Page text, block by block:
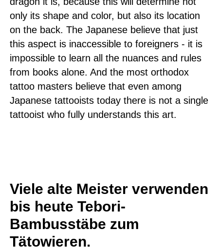
only its shape and color, but also its location
on the back. The Japanese believe that just
this aspect is inaccessible to foreigners - it is
impossible to learn all the nuances and rules
from books alone. And the most orthodox
tattoo masters believe that even among
Japanese tattooists today there is not a single
tattooist who fully understands this art.
Viele alte Meister verwenden
bis heute Tebori-
Bambusstäbe zum
Tätowieren.